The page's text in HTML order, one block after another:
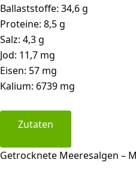
Ballaststoffe: 34,6 g
Proteine: 8,5 g
Salz: 4,3 g
Jod: 11,7 mg
Eisen: 57 mg
Kalium: 6739 mg
Zutaten
Getrocknete Meeresalgen –